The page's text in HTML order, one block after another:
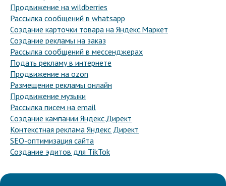
Продвижение на wildberries
Рассылка сообщений в whatsapp
Создание карточки товара на Яндекс.Маркет
Создание рекламы на заказ
Рассылка сообщений в мессенджерах
Подать рекламу в интернете
Продвижение на ozon
Размещение рекламы онлайн
Продвижение музыки
Рассылка писем на email
Создание кампании Яндекс.Директ
Контекстная реклама Яндекс Директ
SEO-оптимизация сайта
Создание эдитов для TikTok